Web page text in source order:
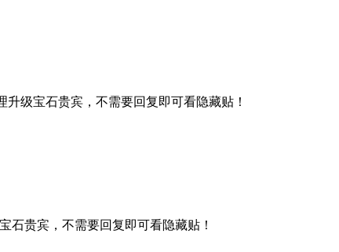
级宝石贵宾，不需要回复即可看隐藏贴！
石贵宾，不需要回复即可看隐藏贴！